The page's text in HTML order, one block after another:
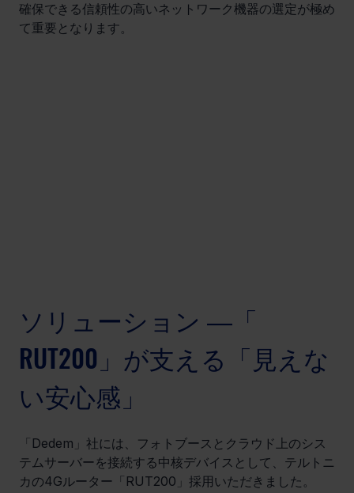
確保できる信頼性の高いネットワーク機器の選定が極め
て重要となります。
ソリューション ―「
RUT200」が支える「見えな
い安心感」
「Dedem」社には、フォトブースとクラウド上のシス
テムサーバーを接続する中核デバイスとして、テルトニ
カの4Gルーター「RUT200」採用いただきました。